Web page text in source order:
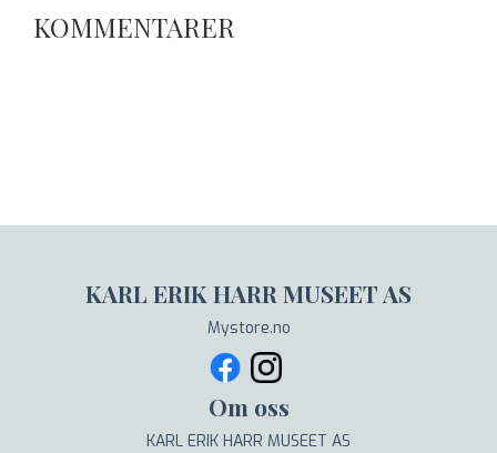
KOMMENTARER
KARL ERIK HARR MUSEET AS
Mystore.no
Om oss
KARL ERIK HARR MUSEET AS